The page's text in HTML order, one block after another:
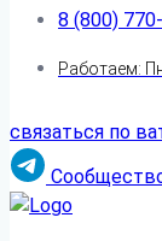
8 (800)
Работаем:
связаться по